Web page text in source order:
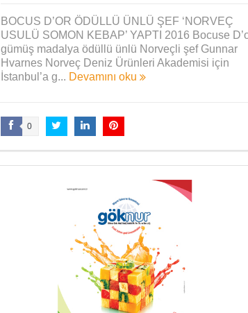
BOCUS D’OR ÖDÜLLÜ ÜNLÜ ŞEF ‘NORVEÇ
USULÜ SOMON KEBAP’ YAPTI 2016 Bocuse
gümüş madalya ödüllü ünlü Norveçli şef Gunnar
Hvarnes Norveç Deniz Ürünleri Akademisi için
İstanbul’a g... Devamını oku
0